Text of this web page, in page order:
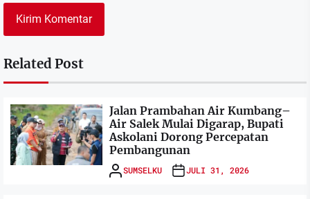
Related Post
Jalan Prambahan Air Kumbang–
Air Salek Mulai Digarap, Bupati
Askolani Dorong Percepatan
Pembangunan
SUMSELKU JULI 31, 2026